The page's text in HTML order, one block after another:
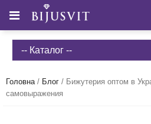
-- Каталог --
Головна/ Блог / Бижутерия оптом в
самовыражения